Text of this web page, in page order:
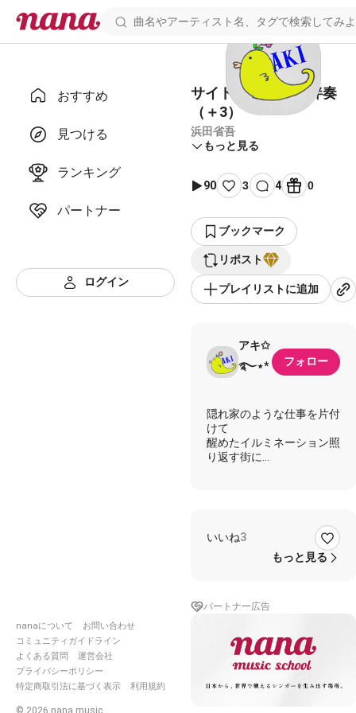
おすすめ
見つける
ランキング
パートナー
ログイン
nanaについて
お問い合わせ
コミュニティガイドライン
よくある質問
運営会社
プライバシーポリシー
特定商取引法に基づく表示
利用規約
© 2026 nana music
サイドシートの影 伴奏
（＋3）
浜田省吾
もっと見る
90 3 4 0
ブックマーク
リポスト
プレイリストに追加
アキ✩
࿐⋆*
フォロー
隠れ家のような仕事を片付
けて
醒めたイルミネーション照
り返す街に
曖昧な痛みが押し寄せ去っ
てゆく
真夜中の通りを海へと走っ
まるで僕の鼓動のように
誰かの腕に抱かれて眠りた
何も奪わぬ恋に落ちて
いいね3
もっと見る
パートナー広告